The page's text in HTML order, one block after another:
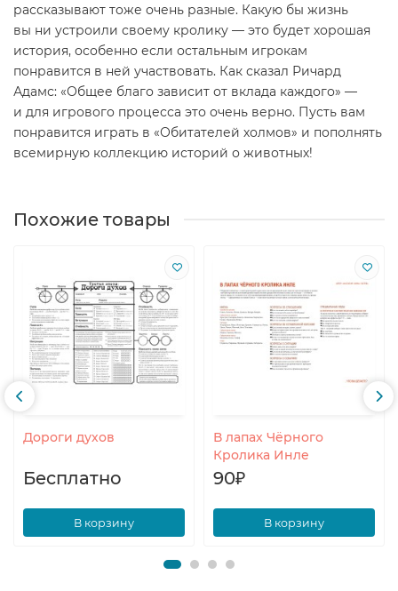
рассказывают тоже очень разные. Какую бы жизнь
вы ни устроили своему кролику — это будет хорошая
история, особенно если остальным игрокам
понравится в ней участвовать. Как сказал Ричард
Адамс: «Общее благо зависит от вклада каждого» —
и для игрового процесса это очень верно. Пусть вам
понравится играть в «Обитателей холмов» и пополнять
всемирную коллекцию историй о животных!
Похожие товары
Дороги духов
Бесплатно
В корзину
В лапах Чёрного
Кролика Инле
90₽
В корзину